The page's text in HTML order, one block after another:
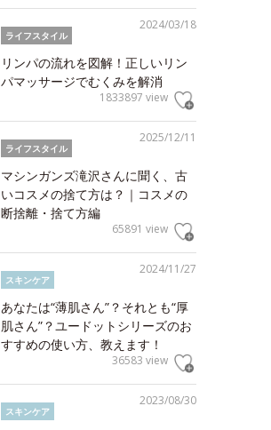
2024/03/18
ライフスタイル
リンパの流れを図解！正しいリン
パマッサージでむくみを解消
1833897 view
2025/12/11
ライフスタイル
マシンガンズ滝沢さんに聞く、古
いコスメの捨て方は？｜コスメの
断捨離・捨て方編
65891 view
2024/11/27
スキンケア
あなたは“薄肌さん”？それとも“厚
肌さん”？ユードットシリーズのお
すすめの使い方、教えます！
36583 view
2023/08/30
スキンケア